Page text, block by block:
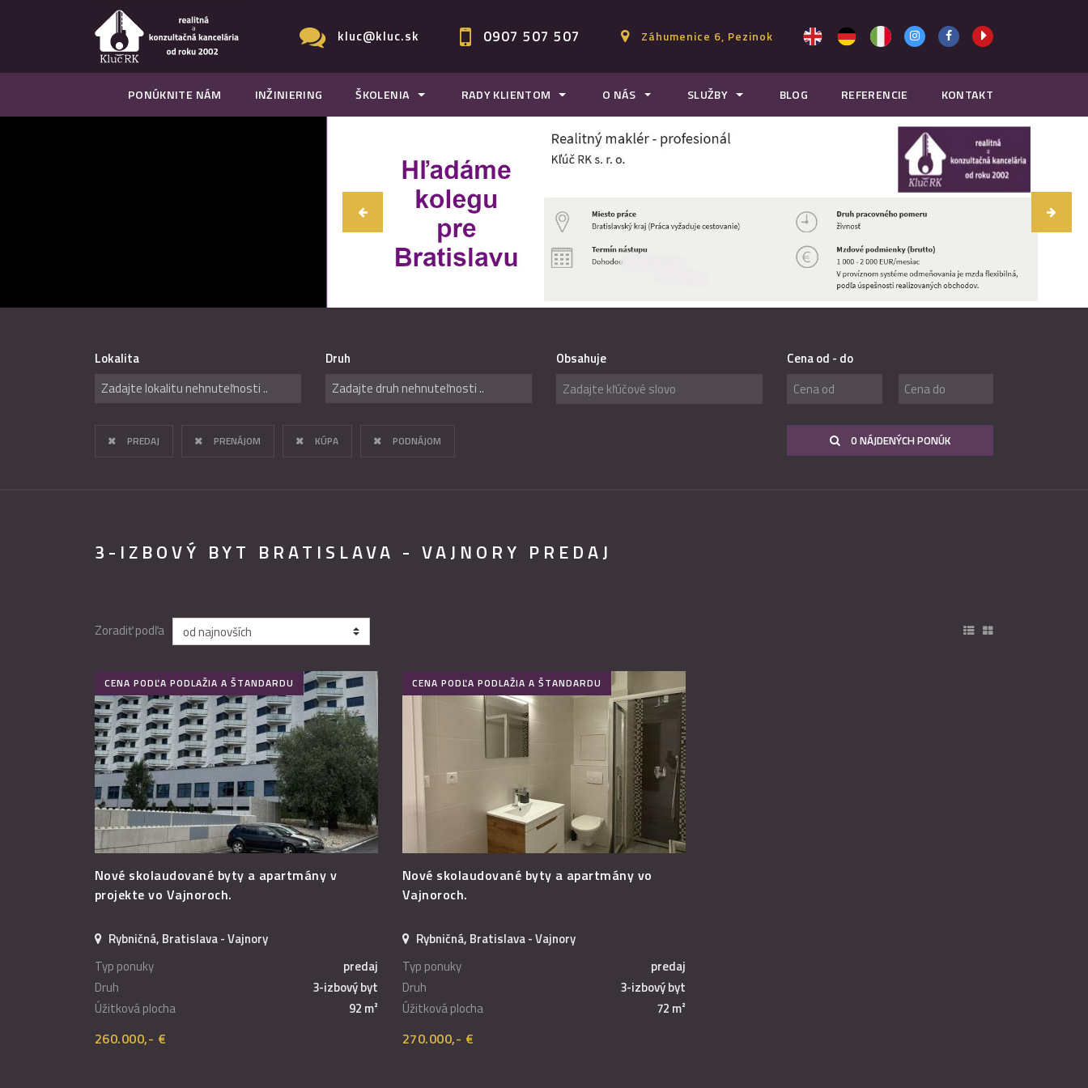
Záhumenice 6, Pezinok
0907 507 507
kluc@kluc.sk
PONÚKNITE NÁM INŽINIERING ŠKOLENIA RADY KLIENTOM O NÁS SLUŽBY BLOG REFERENCIE KONTAKT
Lokalita
Zadajte lokalitu nehnuteľnosti ..
Druh
Zadajte druh nehnuteľnosti ..
Obsahuje Cena od - do
PREDAJ PRENÁJOM KÚPA PODNÁJOM 0 NÁJDENÝCH PONÚK
3-IZBOVÝ BYT BRATISLAVA - VAJNORY PREDAJ
Zoradiť podľa
CENA PODĽA PODLAŽIA A ŠTANDARDU
Nové skolaudované byty a apartmány v
projekte vo Vajnoroch.
Rybničná, Bratislava - Vajnory
Typ ponuky
predaj
Druh
3-izbový byt
Úžitková plocha
92 m²
260.000,- €
CENA PODĽA PODLAŽIA A ŠTANDARDU
Nové skolaudované byty a apartmány vo
Vajnoroch.
Rybničná, Bratislava - Vajnory
Typ ponuky
predaj
Druh
3-izbový byt
Úžitková plocha
72 m²
270.000,- €